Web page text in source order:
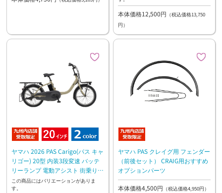
本体価格12,500円 （税込価格13,750
円）
ヤマハ 2026 PAS Carigo(パス キャ
リゴー) 20型 内装3段変速 バッテ
リーランプ 電動アシスト 街乗り
お買い物 パワフルなアシスト
この商品にはバリエーションがありま
す。
ヤマハ PAS クレイグ用 フェンダー
（前後セット） CRAIG用おすすめ
オプションパーツ
本体価格4,500円 （税込価格4,950円）